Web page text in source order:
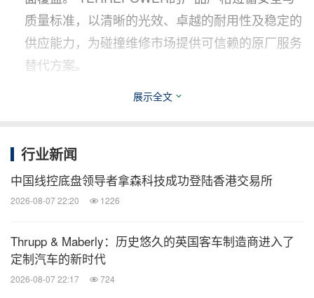
质量标准，以清晰的光效、卓越的耐用性及稳定的
供应能力，为碰撞维修市场提供可信赖的原厂服务
替代方案。
凭借广泛的应用适配范围和快速更换方案，该公司
为碰撞维修企业及车队提供有力支持，在缩短停机
时间的同时，提供安全可靠的替代方案。
除将在AAPEX展会上重点展示的产品外，
TERREPOWER还将通过展台设计展现其在可持续发
展领域的创新理念。 摒弃传统新建展台模式，
展示全文
行业新闻
中国线控底盘领导者拿森科技成功登陆香港交易所
2026-08-07 22:20 1226
Thrupp & Maberly：历史悠久的英国客车制造商进入了
定制汽车的新时代
2026-08-07 22:17 724